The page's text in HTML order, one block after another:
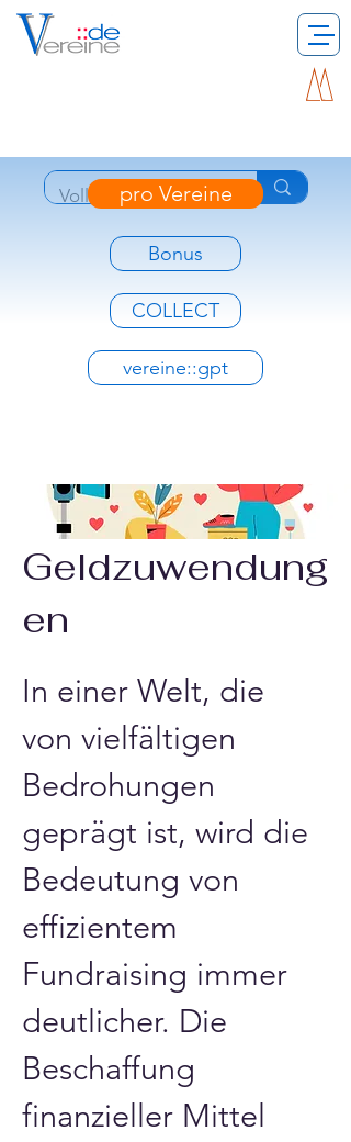
pro Vereine
Bonus
COLLECT
vereine::gpt
Geldzuwendung
en
In einer Welt, die
von vielfältigen
Bedrohungen
geprägt ist, wird die
Bedeutung von
effizientem
Fundraising immer
deutlicher. Die
Beschaffung
finanzieller Mittel